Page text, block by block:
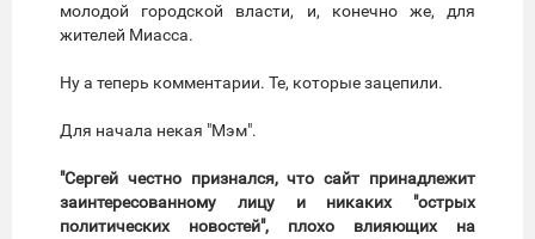
молодой городской власти, и, конечно же, для
жителей Миасса.
Ну а теперь комментарии. Те, которые зацепили.
Для начала некая "Мэм".
"Сергей честно признался, что сайт принадлежит
заинтересованному лицу и никаких "острых
политических новостей", плохо влияющих на